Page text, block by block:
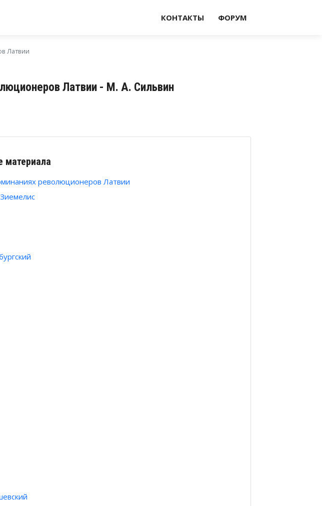
КОНТАКТЫ ФОРУМ
Латвии
Латвии - М. А. Сильвин
материала
революционеров Латвии